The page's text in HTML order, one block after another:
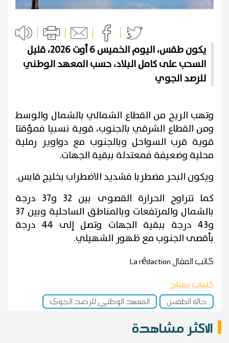
يكون طقس، اليوم الخميس 6 أوت 2026، قليل
السحب على كامل البلاد، حسب المعهد الوطني
للرصد الجوي
وتهب الريح من القطاع الشمالي بالشمال والوسط
ومن القطاع الشرقي بالجنوب، قوية نسبيا فمؤقتا
قوية قرب السواحل وبالجنوب مع دواوير رملية
محلية وضعيفة فمعتدلة ببقية الجهات.
ويكون البحر مضطربا فشديد الاضطراب بخليج قابس.
كما تتراوح الحرارة القصوى بين 32 و37 درجة
بالشمال والمرتفعات وبالمناطق الساحلية وبين 37
و43 درجة ببقية الجهات وتصل إلى 44 درجة
بأقصى الجنوب مع ظهور الشهيلي.
كاتب المقالLa rédaction
كلمات مفتاح
حالة الطقس
المعهد الوطني للرصد الجوي
الاكثر مشاهدة